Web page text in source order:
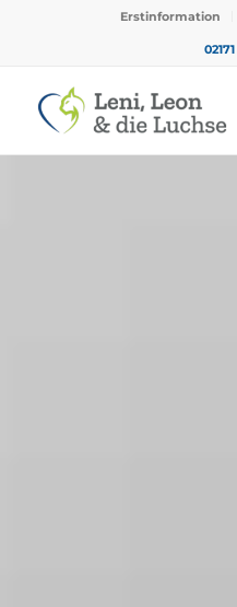
Erstinformation